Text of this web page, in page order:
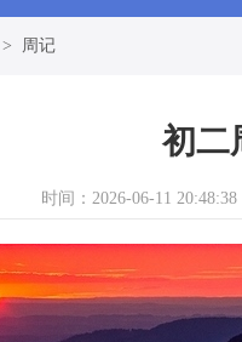
> 周记
初二
时间：2026-06-11 20:48:38